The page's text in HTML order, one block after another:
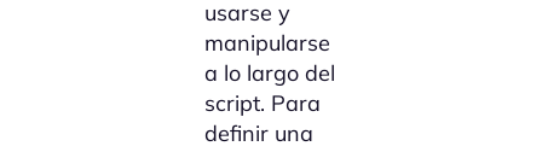
usarse y
manipularse
a lo largo del
script. Para
definir una